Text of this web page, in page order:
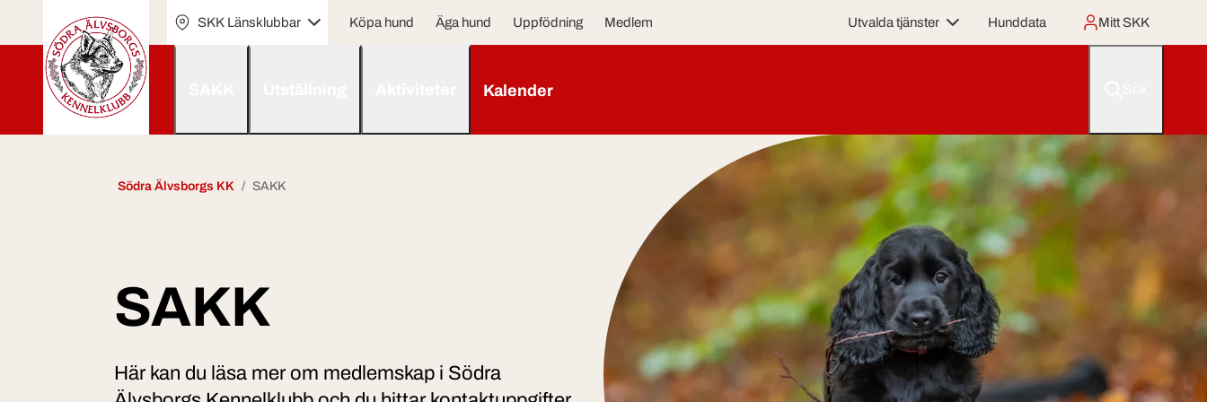
SKK Länsklubbar Köpa hund Äga hund Uppfödning Medlem Utvalda tjänster Hunddata Mitt SKK
Kalender
Södra Älvsborgs KK SAKK
SAKK
Här kan du läsa mer om medlemskap i Södra